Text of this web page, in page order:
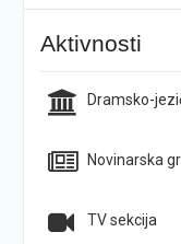
Aktivnosti
Dramsko-
Novinarska
TV sekcija